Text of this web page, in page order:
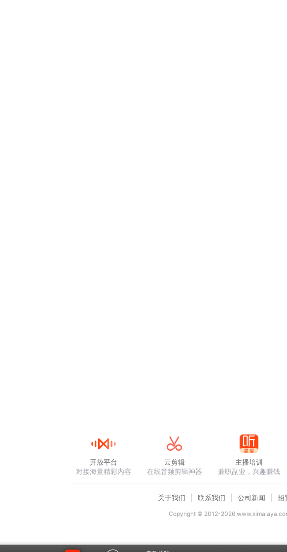
开放平台
对接海量精彩内容
云剪辑
在线音频剪辑神器
主播培训
兼职副业，兴趣赚钱
关于我们 联系我们 公司新闻 招
Copyright © 2012-2026